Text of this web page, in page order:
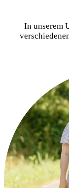
In unserem